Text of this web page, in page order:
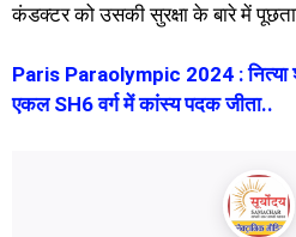
कंडक्टर को उसकी सुरक्षा के बारे में
Paris Paraolympic 2024 : नित्या
एकल SH6 वर्ग में कांस्य पदक जीता..